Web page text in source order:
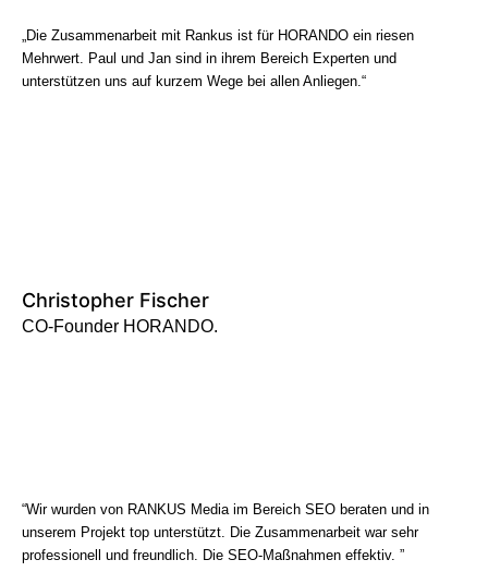
„Die Zusammenarbeit mit Rankus ist für HORANDO ein riesen
Mehrwert. Paul und Jan sind in ihrem Bereich Experten und
unterstützen uns auf kurzem Wege bei allen Anliegen.“
Christopher Fischer
CO-Founder HORANDO.
“Wir wurden von RANKUS Media im Bereich SEO beraten und in
unserem Projekt top unterstützt. Die Zusammenarbeit war sehr
professionell und freundlich. Die SEO-Maßnahmen effektiv. ”